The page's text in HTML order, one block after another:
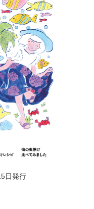
日発行